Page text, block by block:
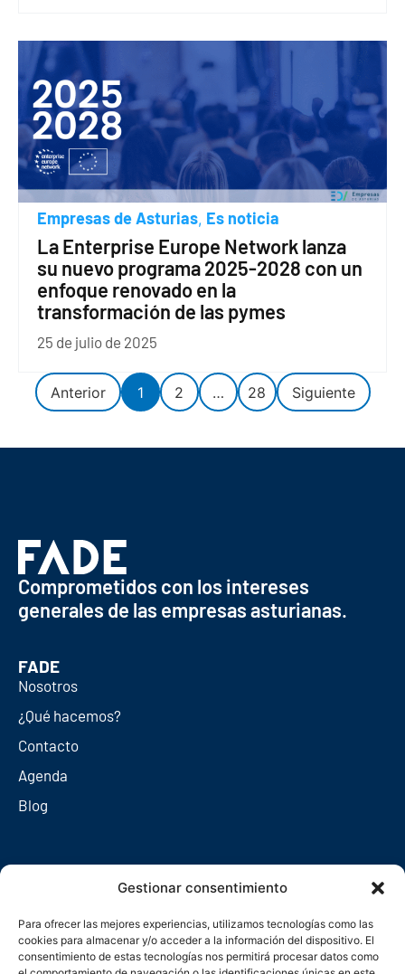
Gestionar consentimiento
Para ofrecer las mejores experiencias, utilizamos tecnologías como las
cookies para almacenar y/o acceder a la información del dispositivo. El
consentimiento de estas tecnologías nos permitirá procesar datos como
Empresas de Asturias, Es noticia
La Enterprise Europe Network lanza
su nuevo programa 2025-2028 con un
enfoque renovado en la
transformación de las pymes
25 de julio de 2025
Anterior 1 2 … 28 Siguiente
Comprometidos con los intereses
generales de las empresas asturianas.
FADE
Nosotros
¿Qué hacemos?
Contacto
Agenda
Blog
Redes sociales